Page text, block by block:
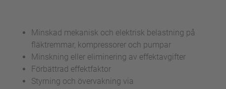
Minskad mekanisk och elektrisk belastning på
fläktremmar, kompressorer och pumpar
Minskning eller eliminering av effektavgifter
Förbättrad effektfaktor
Styrning och övervakning via